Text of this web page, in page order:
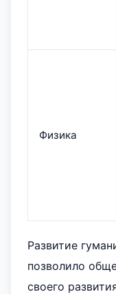
Физика
Развитие
позволило
своего